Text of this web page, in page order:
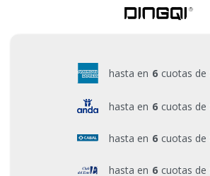
hasta en 6 cuotas de
hasta en 6 cuotas de
hasta en 6 cuotas de
hasta en 6 cuotas de